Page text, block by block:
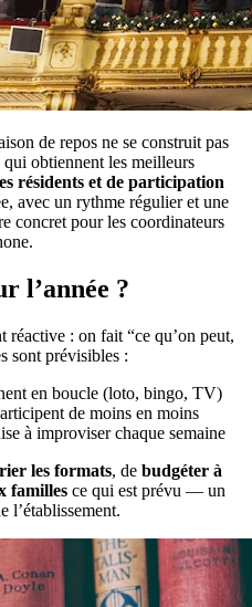
de repos ne se construit pas
obtiennent les meilleurs
résidents et de participation
avec un rythme régulier et une
concret pour les coordinateurs
l’année ?
réactive : on fait “ce qu’on peut,
sont prévisibles :
en boucle (loto, bingo, TV)
de moins en moins
à improviser chaque semaine
les formats, de budgéter à
familles ce qui est prévu — un
l’établissement.